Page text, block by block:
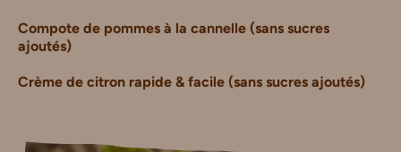
Compote de pommes à la cannelle (sans sucres
ajoutés)
Crème de citron rapide & facile (sans sucres ajoutés)